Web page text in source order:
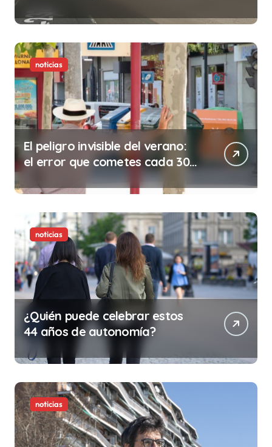
noticias
El peligro invisible del verano:
el error que cometes cada 30
minutos en tu trabajo (y la
ilegalidad que te puede costar
la vida)
noticias
¿Quién puede celebrar estos
44 años de autonomía?
noticias